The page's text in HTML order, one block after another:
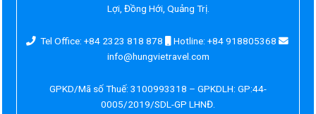
Lợi, Đồng Hới, Quảng Trị.
Tel Office: +84 2323 818 878
Hotline: +84 918805368
info@hungvietravel.com
GPKD/Mã số Thuế: 3100993318 – GPKDLH: GP:44-
0005/2019/SDL-GP LHNĐ.